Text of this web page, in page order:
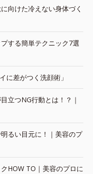
向けた冷えない身体づく
する簡単テクニック7選
に差がつく洗顔術」
立つNG行動とは！？｜
るい目元に！｜美容のプ
HOW TO｜美容のプロに